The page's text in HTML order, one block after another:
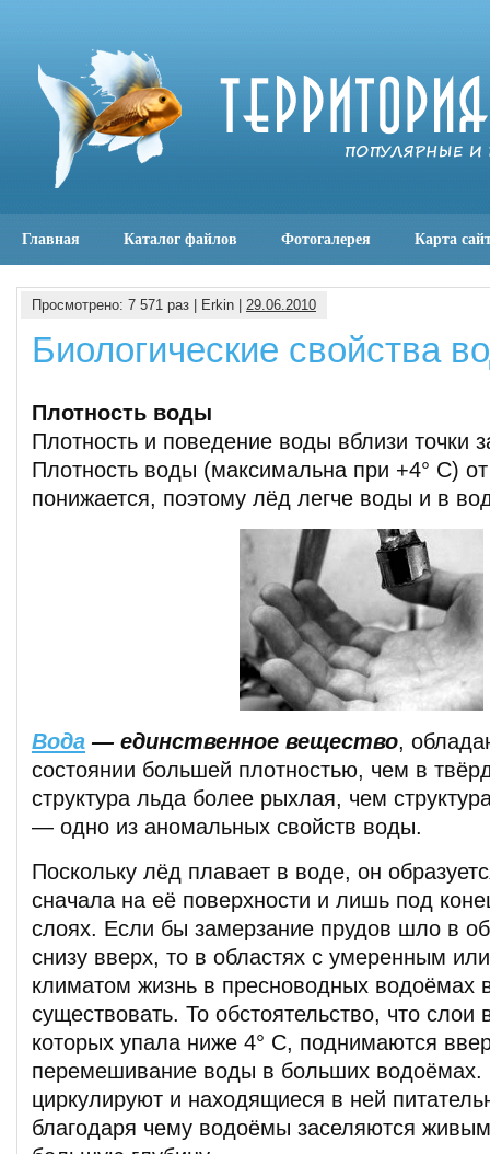
Главная Каталог файлов Фотогалерея Карта
Просмотрено: 7 571 раз | Erkin | 29.06.2010
Биологические свойства
Плотность воды
Плотность и поведение воды вблизи точки
Плотность воды (максимальна при +4° С)
понижается, поэтому лёд легче воды и в
Вода — единственное вещество,
состоянии большей плотностью, чем в
структура льда более рыхлая, чем
— одно из аномальных свойств воды.
Поскольку лёд плавает в воде, он
сначала на её поверхности и лишь под
слоях. Если бы замерзание прудов шло в
снизу вверх, то в областях с умеренным
климатом жизнь в пресноводных водоёмах
существовать. То обстоятельство, что
которых упала ниже 4° С, поднимаются
перемешивание воды в больших водоёмах.
циркулируют и находящиеся в ней
благодаря чему водоёмы заселяются